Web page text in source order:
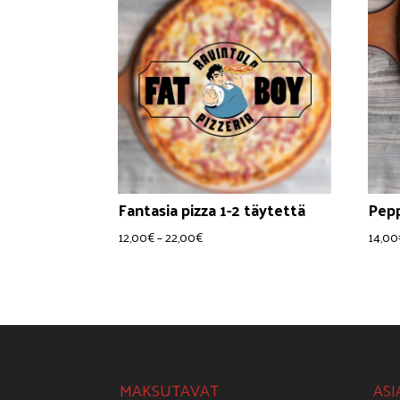
Fantasia pizza 1-2 täytettä
12,00€–22,00€Hintaluokka:
14,00
MAKSUTAVAT